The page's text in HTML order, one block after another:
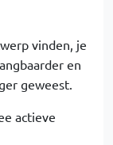
vinden, je
en
geweest.
actieve